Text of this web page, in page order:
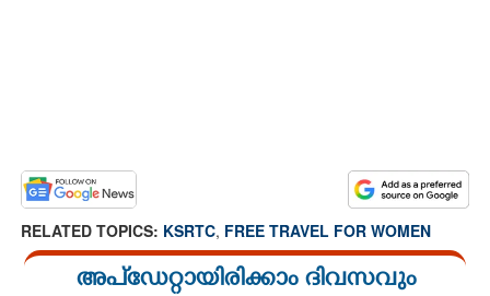
RELATED TOPICS: KSRTC, FREE TRAVEL FOR WOMEN
അപ്ഡേറ്റായിരിക്കാം ദിവസവും